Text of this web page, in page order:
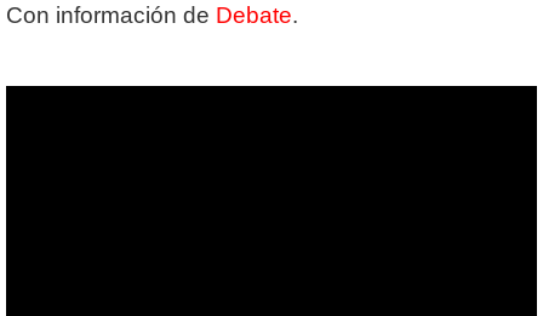
Con información de Debate.